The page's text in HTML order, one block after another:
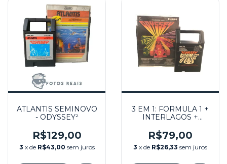
ATLANTIS SEMINOVO
- ODYSSEY²
R$129,00
3 x de R$43,00 sem juros
3 EM 1: FORMULA 1 +
INTERLAGOS +
SEMINOVO -
ODYSSEY²
R$79,00
3 x de R$26,33 sem juros